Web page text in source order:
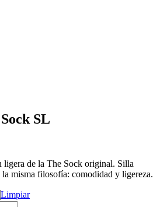
SL
ligera de la The Sock original. Silla
misma filosofía: comodidad y ligereza.
Limpiar